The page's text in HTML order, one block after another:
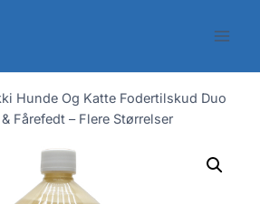
Hunde Og Katte Fodertilskud Duo
Fårefedt – Flere Størrelser